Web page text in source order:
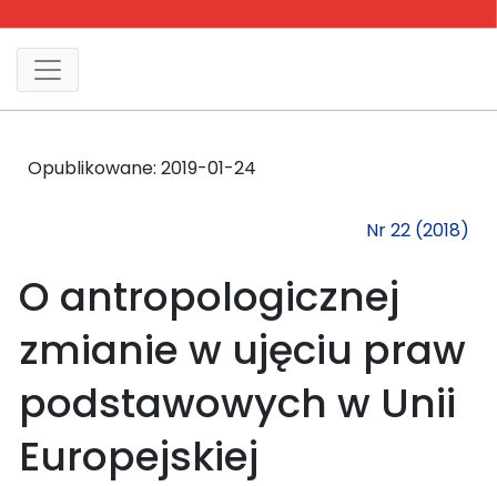
Opublikowane: 2019-01-24
Nr 22 (2018)
O antropologicznej
zmianie w ujęciu praw
podstawowych w Unii
Europejskiej